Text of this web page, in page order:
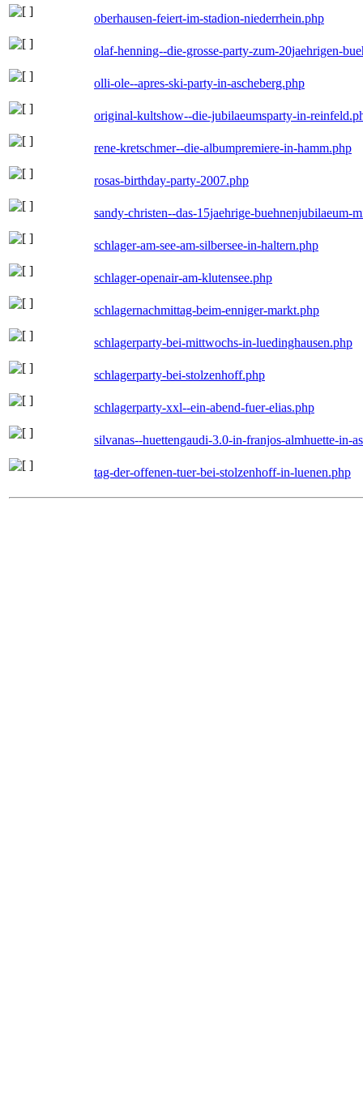
oberhausen-feiert-im-stadion-niederrhein.php
olaf-henning--die-grosse-party-zum-20jaehrigen-
olli-ole--apres-ski-party-in-ascheberg.php
original-kultshow--die-jubilaeumsparty-in-
rene-kretschmer--die-albumpremiere-in-hamm.php
rosas-birthday-party-2007.php
sandy-christen--das-15jaehrige-buehnenjubilaeum-
schlager-am-see-am-silbersee-in-haltern.php
schlager-openair-am-klutensee.php
schlagernachmittag-beim-enniger-markt.php
schlagerparty-bei-mittwochs-in-luedinghausen.php
schlagerparty-bei-stolzenhoff.php
schlagerparty-xxl--ein-abend-fuer-elias.php
silvanas--huettengaudi-3.0-in-franjos-almhuette-in-
tag-der-offenen-tuer-bei-stolzenhoff-in-luenen.php